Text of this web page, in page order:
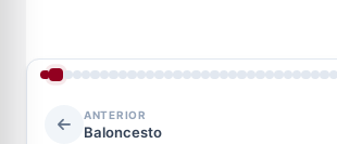
ANTERIOR
Baloncesto